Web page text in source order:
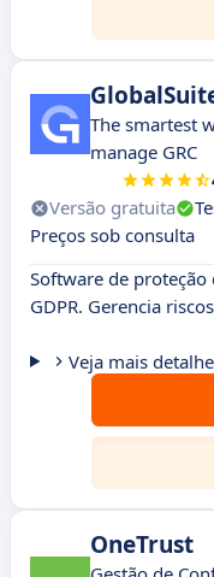
The smartest
manage GRC
Versão gratuita
Preços sob consulta
Software de
GDPR. Gerencia
Veja mais
OneTrust